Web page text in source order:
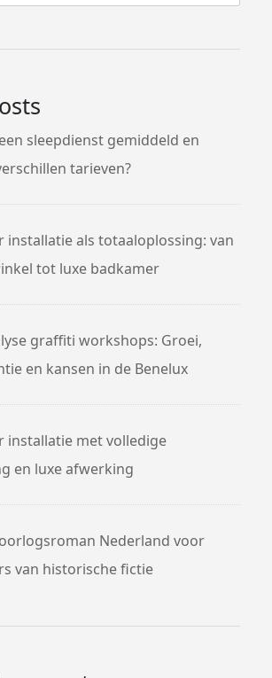
sleepdienst gemiddeld en
tarieven?
installatie als totaaloplossing: van
tot luxe badkamer
graffiti workshops: Groei,
en kansen in de Benelux
installatie met volledige
en luxe afwerking
Nederland voor
van historische fictie